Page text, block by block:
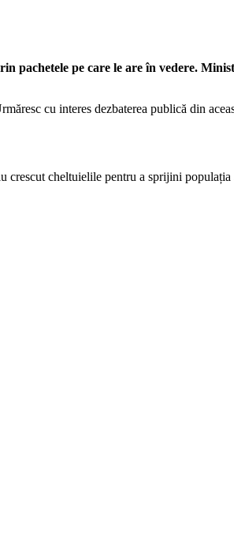
pachetele pe care le are în vedere.
cu interes dezbaterea publică din
crescut cheltuielile pentru a sprijini